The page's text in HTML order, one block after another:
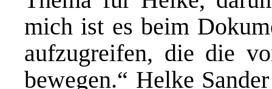
mich ist es beim
aufzugreifen, die die
bewegen.“ Helke